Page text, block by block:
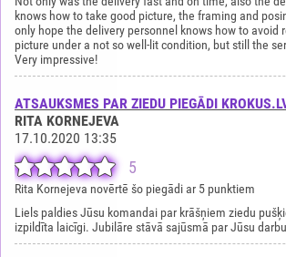
knows how to take good picture, the framing and
only hope the delivery personnel knows how to avoid
picture under a not so well-lit condition, but still the
Very impressive!
ATSAUKSMES PAR ZIEDU PIEGĀDI
RITA KORNEJEVA
17.10.2020 13:35
5
Rita Kornejeva novērtē šo piegādi ar 5 punktiem
Liels paldies Jūsu komandai par krāšņiem ziedu
izpildīta laicīgi. Jubilāre stāvā sajūsmā par Jūsu